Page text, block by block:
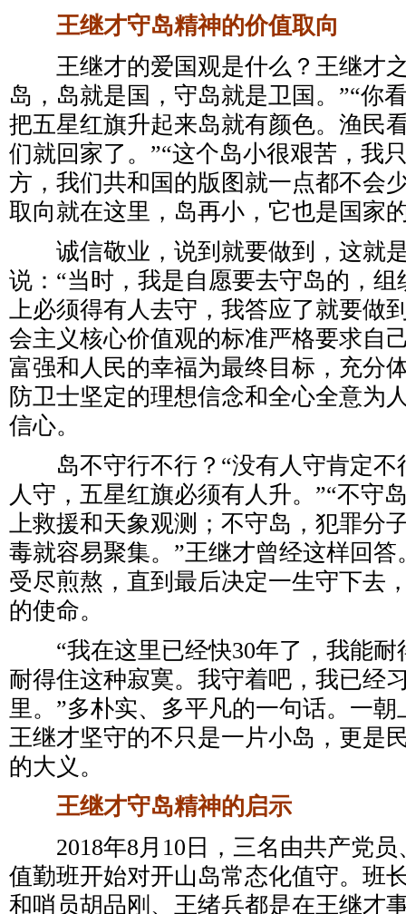
王继才守岛精神的价值取向
王继才的爱国观是什么？王继才
岛，岛就是国，守岛就是卫国。”“你
把五星红旗升起来岛就有颜色。渔民
们就回家了。”“这个岛小很艰苦，我
方，我们共和国的版图就一点都不会
取向就在这里，岛再小，它也是国家
诚信敬业，说到就要做到，这就
说：“当时，我是自愿要去守岛的，
上必须得有人去守，我答应了就要做
会主义核心价值观的标准严格要求自
富强和人民的幸福为最终目标，充分
防卫士坚定的理想信念和全心全意为
信心。
岛不守行不行？“没有人守肯定不
人守，五星红旗必须有人升。”“不守
上救援和天象观测；不守岛，犯罪分
毒就容易聚集。”王继才曾经这样回
受尽煎熬，直到最后决定一生守下去
的使命。
“我在这里已经快30年了，我能耐
耐得住这种寂寞。我守着吧，我已经
里。”多朴实、多平凡的一句话。一
王继才坚守的不只是一片小岛，更是
的大义。
王继才守岛精神的启示
2018年8月10日，三名由共产党员
值勤班开始对开山岛常态化值守。班
和哨员胡品刚、王绪兵都是在王继才